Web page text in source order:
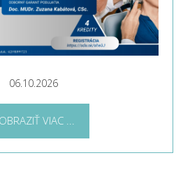
06.10.2026
VIAC ...